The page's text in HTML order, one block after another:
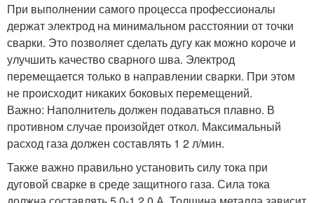
При выполнении самого процесса профессионалы
держат электрод на минимальном расстоянии от точки
сварки. Это позволяет сделать дугу как можно короче и
улучшить качество сварного шва. Электрод
перемещается только в направлении сварки. При этом
не происходит никаких боковых перемещений.
Важно: Наполнитель должен подаваться плавно. В
противном случае произойдет откол. Максимальный
расход газа должен составлять 1 2 л/мин.
Также важно правильно установить силу тока при
дуговой сварке в среде защитного газа. Сила тока